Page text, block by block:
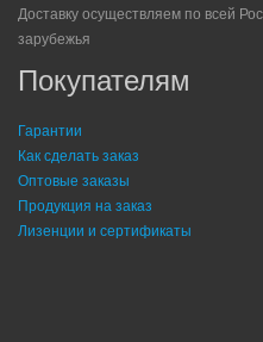
Доставку осуществляем по всей
зарубежья
Покупателям
Гарантии
Как сделать заказ
Оптовые заказы
Продукция на заказ
Лизенции и сертификаты